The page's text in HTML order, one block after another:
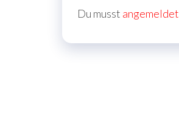
Du musst angemeldet